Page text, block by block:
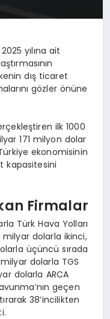
yılına ait
dış ticaret
gözler önüne
ilk 1000
171 milyon dolar
ekonomisinin
kapasitesini
Firmalar
Türk Hava Yolları
milyar dolarla ikinci,
üçüncü sırada
dolarla TGS
dolarla ARCA
geçen
38’incilikten